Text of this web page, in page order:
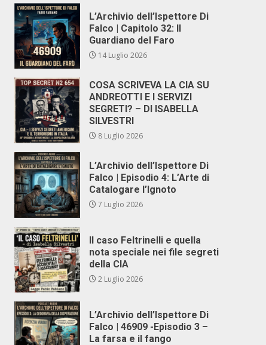
L’Archivio dell’Ispettore Di
Falco | Capitolo 32: Il
Guardiano del Faro
14 Luglio 2026
COSA SCRIVEVA LA CIA SU
ANDREOTTI E I SERVIZI
SEGRETI? – DI ISABELLA
SILVESTRI
8 Luglio 2026
L’Archivio dell’Ispettore Di
Falco | Episodio 4: L’Arte di
Catalogare l’Ignoto
7 Luglio 2026
Il caso Feltrinelli e quella
nota speciale nei file segreti
della CIA
2 Luglio 2026
L’Archivio dell’Ispettore Di
Falco | 46909 -Episodio 3 –
La farsa e il fango